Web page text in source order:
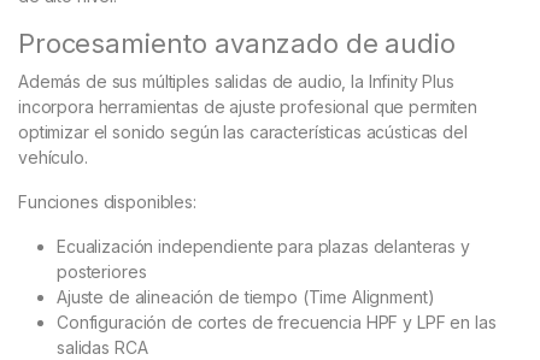
Procesamiento avanzado de audio
Además de sus múltiples salidas de audio, la Infinity Plus
incorpora herramientas de ajuste profesional que permiten
optimizar el sonido según las características acústicas del
vehículo.
Funciones disponibles:
Ecualización independiente para plazas delanteras y
posteriores
Ajuste de alineación de tiempo (Time Alignment)
Configuración de cortes de frecuencia HPF y LPF en las
salidas RCA